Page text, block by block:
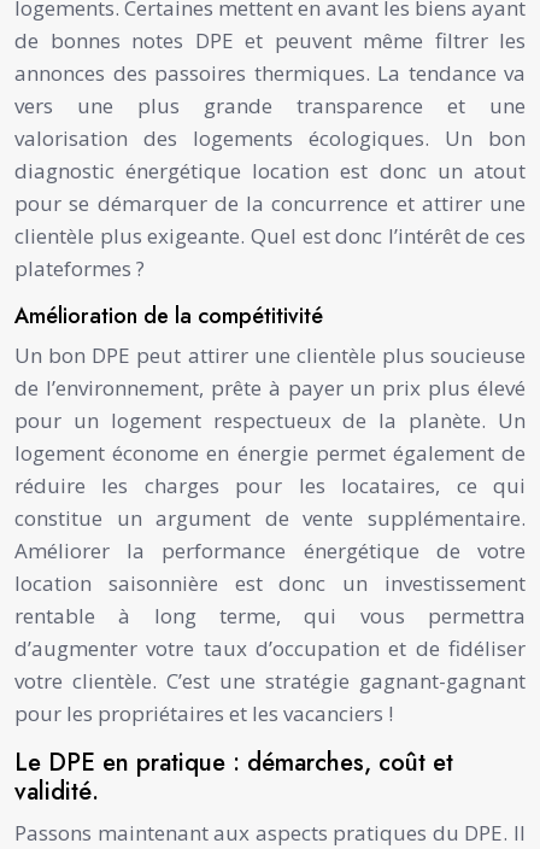
logements. Certaines mettent en avant les biens ayant
de bonnes notes DPE et peuvent même filtrer les
annonces des passoires thermiques. La tendance va
vers une plus grande transparence et une
valorisation des logements écologiques. Un bon
diagnostic énergétique location est donc un atout
pour se démarquer de la concurrence et attirer une
clientèle plus exigeante. Quel est donc l’intérêt de ces
plateformes ?
Amélioration de la compétitivité
Un bon DPE peut attirer une clientèle plus soucieuse
de l’environnement, prête à payer un prix plus élevé
pour un logement respectueux de la planète. Un
logement économe en énergie permet également de
réduire les charges pour les locataires, ce qui
constitue un argument de vente supplémentaire.
Améliorer la performance énergétique de votre
location saisonnière est donc un investissement
rentable à long terme, qui vous permettra
d’augmenter votre taux d’occupation et de fidéliser
votre clientèle. C’est une stratégie gagnant-gagnant
pour les propriétaires et les vacanciers !
Le DPE en pratique : démarches, coût et
validité.
Passons maintenant aux aspects pratiques du DPE. Il